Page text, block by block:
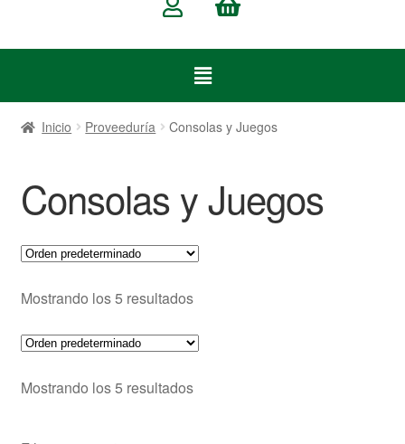
Inicio Proveeduría Consolas y Juegos
Consolas y Juegos
Mostrando los 5 resultados
Mostrando los 5 resultados